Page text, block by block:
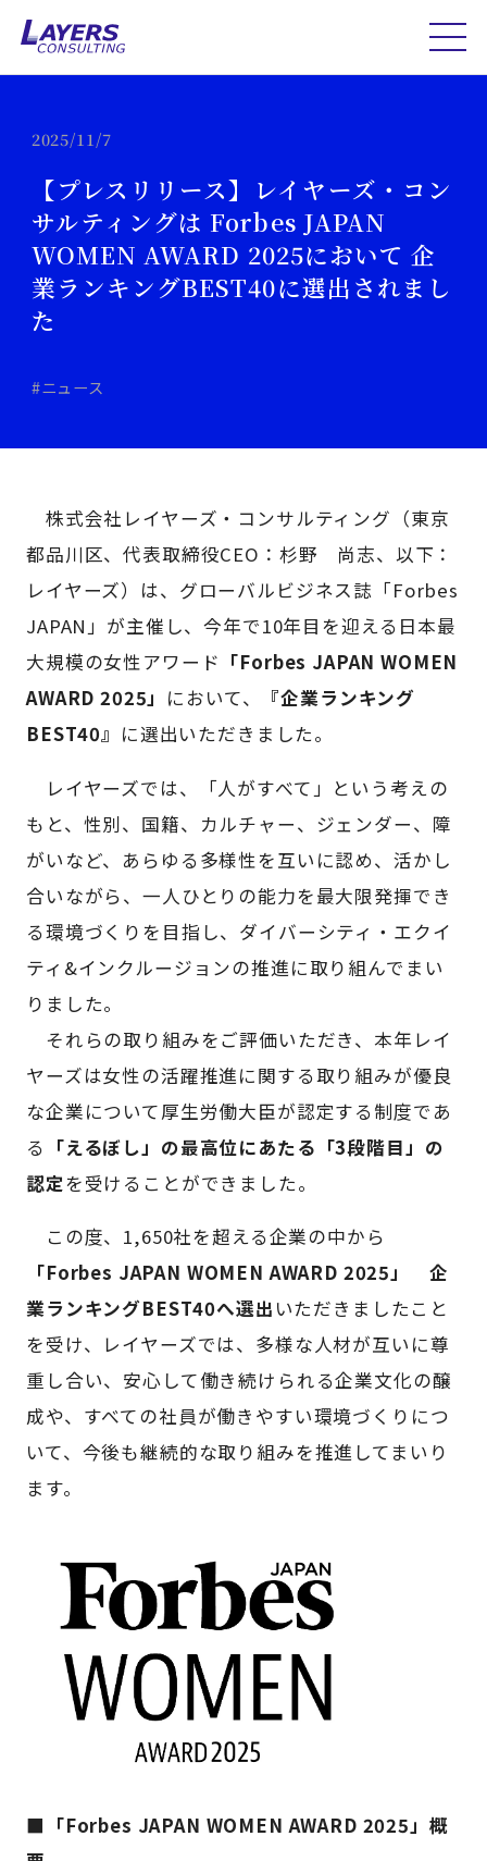
2025/11/7
【プレスリリース】レイヤーズ・コン
サルティングは Forbes JAPAN
WOMEN AWARD 2025において 企
業ランキングBEST40に選出されまし
た
#ニュース
株式会社レイヤーズ・コンサルティング（東京
都品川区、代表取締役CEO：杉野 尚志、以下：
レイヤーズ）は、グローバルビジネス誌「Forbes
JAPAN」が主催し、今年で10年目を迎える日本最
大規模の女性アワード 「Forbes JAPAN WOMEN
AWARD 2025」 において、
『企業ランキング
BEST40』 に選出いただきました。
レイヤーズでは、「人がすべて」という考えの
もと、性別、国籍、カルチャー、ジェンダー、障
がいなど、あらゆる多様性を互いに認め、活かし
合いながら、一人ひとりの能力を最大限発揮でき
る環境づくりを目指し、ダイバーシティ・エクイ
ティ&インクルージョンの推進に取り組んでまい
りました。
それらの取り組みをご評価いただき、本年レイ
ヤーズは女性の活躍推進に関する取り組みが優良
な企業について厚生労働大臣が認定する制度であ
る 「えるぼし」の最高位にあたる「3段階目」の
認定を受けることができました。
この度、1,650社を超える企業の中から
「Forbes JAPAN WOMEN AWARD 2025」 企
業ランキングBEST40へ選出 いただきましたこと
を受け、レイヤーズでは、多様な人材が互いに尊
重し合い、安心して働き続けられる企業文化の醸
成や、すべての社員が働きやすい環境づくりにつ
いて、今後も継続的な取り組みを推進してまいり
ます。
■「Forbes JAPAN WOMEN AWARD 2025」概